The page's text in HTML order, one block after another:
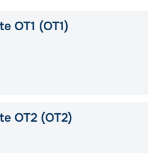
OT1 (OT1)
OT2 (OT2)